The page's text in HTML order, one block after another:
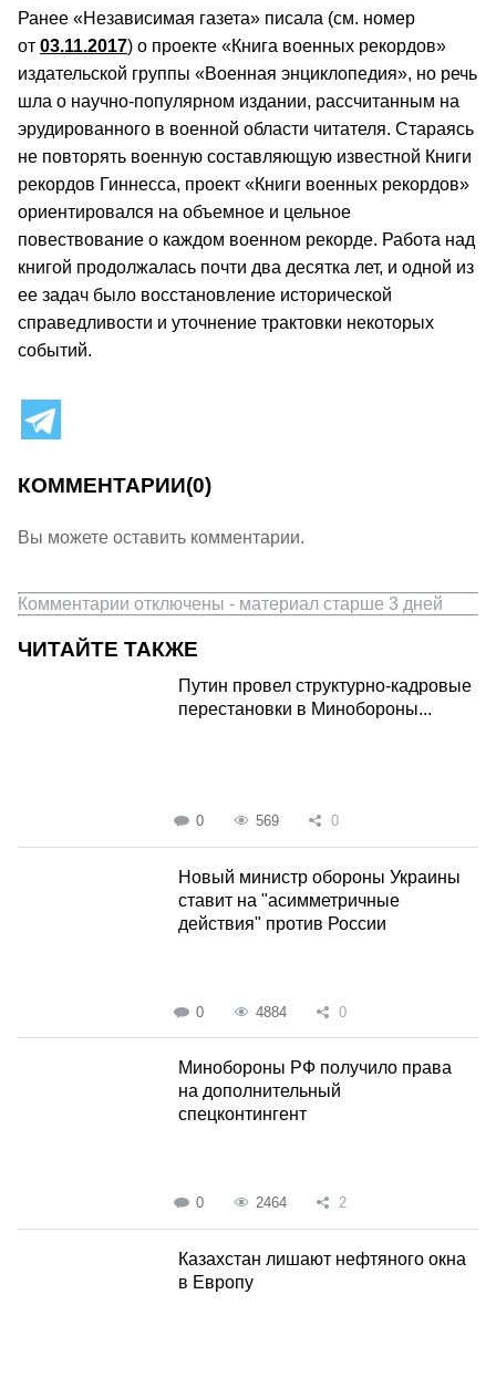
Ранее «Независимая газета» писала (см. номер
от 03.11.2017) о проекте «Книга военных рекордов»
издательской группы «Военная энциклопедия», но речь
шла о научно-популярном издании, рассчитанным на
эрудированного в военной области читателя. Стараясь
не повторять военную составляющую известной Книги
рекордов Гиннесса, проект «Книги военных рекордов»
ориентировался на объемное и цельное
повествование о каждом военном рекорде. Работа над
книгой продолжалась почти два десятка лет, и одной из
ее задач было восстановление исторической
справедливости и уточнение трактовки некоторых
событий.
КОММЕНТАРИИ(0)
Вы можете оставить комментарии.
Комментарии отключены - материал старше 3 дней
ЧИТАЙТЕ ТАКЖЕ
Путин провел структурно-кадровые
перестановки в Минобороны...
0 569 0
Новый министр обороны Украины
ставит на "асимметричные
действия" против России
0 4884 0
Минобороны РФ получило права
на дополнительный
спецконтингент
0 2464 2
Казахстан лишают нефтяного окна
в Европу